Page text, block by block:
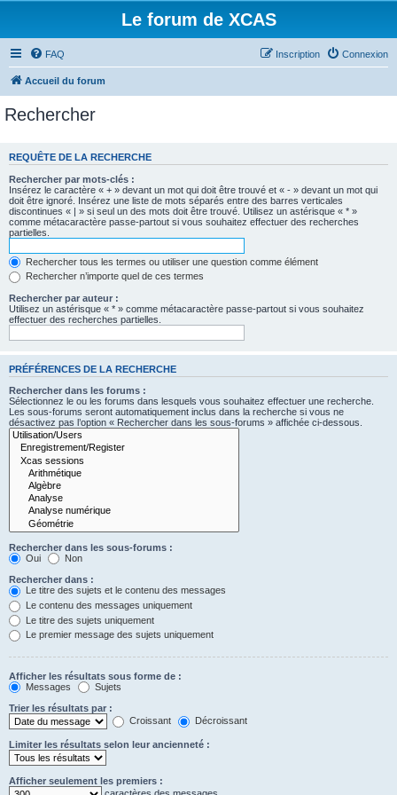
Le forum de XCAS
FAQ Connexion
Inscription
Accueil du forum
Rechercher
REQUÊTE DE LA RECHERCHE
Rechercher par mots-clés :
Insérez le caractère « + » devant un mot qui doit être trouvé et « - » devant un mot qui
doit être ignoré. Insérez une liste de mots séparés entre des barres verticales
discontinues « | » si seul un des mots doit être trouvé. Utilisez un astérisque « * »
comme métacaractère passe-partout si vous souhaitez effectuer des recherches
partielles.
Rechercher tous les termes ou utiliser une question comme élément
Rechercher n’importe quel de ces termes
Rechercher par auteur :
Utilisez un astérisque « * » comme métacaractère passe-partout si vous souhaitez
effectuer des recherches partielles.
PRÉFÉRENCES DE LA RECHERCHE
Rechercher dans les forums :
Sélectionnez le ou les forums dans lesquels vous souhaitez effectuer une recherche.
Les sous-forums seront automatiquement inclus dans la recherche si vous ne
désactivez pas l’option « Rechercher dans les sous-forums » affichée ci-dessous.
Rechercher dans les sous-forums :
Oui
Non
Rechercher dans :
Le titre des sujets et le contenu des messages
Le contenu des messages uniquement
Le titre des sujets uniquement
Le premier message des sujets uniquement
Afficher les résultats sous forme de :
Messages
Sujets
Trier les résultats par :
Croissant
Décroissant
Limiter les résultats selon leur ancienneté :
Afficher seulement les premiers :